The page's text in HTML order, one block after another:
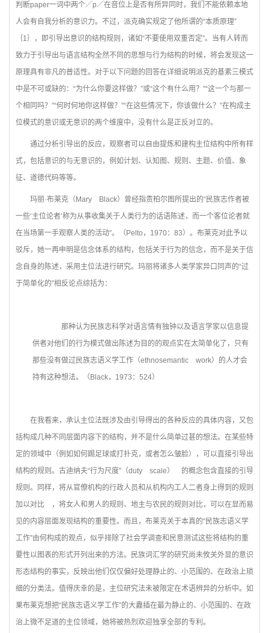
判断paper一词中两个／p／在音位上是否有所异同时，我们不能依赖本地
人会有自我分析的意识力。不过，派克确实规定了他所谓的“本质原理”
｛1｝，即引导出意识的结构规则，诸如“不要使用双重否定”。当有人转而
致力于引导出与语言结构全然不同的思想与行为结构的时候，将会发现这一
原理具有非凡的普适性。对于以下问题的回答在详细说明派克的基素三模式
中是不可或缺的：“为什么你要这样做？”或“这个有什么用？”“这一个与那一
个相同吗？”“何时何地你这样做？”“在这些情况下，你该做什么？”在构成主
位模式的意识或无意识的两个维度中，没有什么是正反对立的。
通过分析引导出的反应，观察者可以自由提炼和建构主位结构中所有样
式，包括意识的与无意识的，例如计划、认知图、规则、主题、价值、象
征、道德代码等等。
玛丽·布莱克（Mary Black）曾经指责柏尔图所提出的“民族志作者被
一些‘主位论者’称为从事收集关于人类行为的话语陈述，而一个客位论者就
在当场第一手观察人类的活动”。（Pelto，1970：83）。布莱克对此予以
驳斥，她一再申明是信念体系的结构，包括关于行为的信念，而不是关于信
念自身的陈述，采用主位法进行研究。玛丽将诸多人类学家异口同声的“过
于简单化的”相反论点综括为：
那种认为民族志科学对语言情有独钟以及语言学家以信息提
供者对他们的行为模式做出陈述为目的的观点实在太简单化了，只有
那些没有做过民族志语义学工作（ethnosemantic work）的人才会
持有这种想法。（Black，1973：524）
在我看来，承认主位法既涉及由引导得出的各种反应的具体内容，又包
括构成几种不同层面内容下的结构，并不是什么简单过甚的想法。在某些特
定的领域中（例如如何踢足球或打扑克，或者怎么皱脸），可以直接引导出
结构的规则。古迪纳夫“行为尺度”（duty scale） 的概念包含直接的引导
规则。同样，将从官僚机构的行政人员和从机构内工人二者身上得到的规则
加以对比 ，将女人和男人的规则、地主与农民的规则对比，可以在显而易
见的内容层面发现结构的重要性。而且，布莱克关于本真的“民族志语义学
工作”由何构成的观点，似乎排除了社会学调查和民意测试这些将结构的重
要性以图表的形式开列出来的方法。民族词汇学的研究尚未攸关外显的意识
形态结构的事实，反映出他们仅仅偏好处理静止的、小范围的、在政治上琐
细的分类法。值得庆幸的是，主位研究法未被限定在术语辨异的分析中。如
果布莱克想把“民族志语义学工作”的大纛插在最为静止的、小范围的、在政
治上微不足道的主位领域，她将被热烈欢迎独享全部的专利。